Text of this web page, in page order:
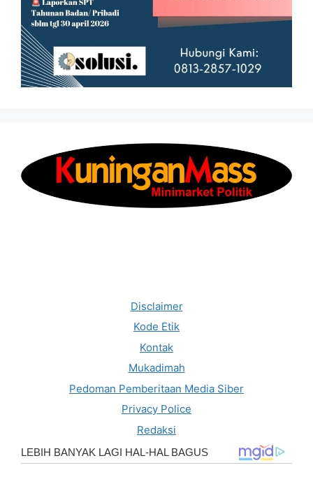
Disclaimer
Kode Etik
Kontak
Mukadimah
Pedoman Pemberitaan Media Siber
Privacy Police
Redaksi